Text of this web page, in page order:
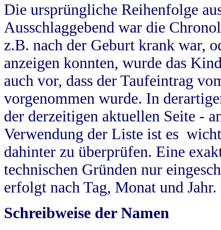
Die ursprüngliche Reihenfolge
Ausschlaggebend war die
z.B. nach der Geburt krank war,
anzeigen konnten, wurde das
auch vor, dass der Taufeintrag
vorgenommen wurde. In
der derzeitigen aktuellen Seite -
Verwendung der Liste ist es
dahinter zu überprüfen. Eine
technischen Gründen nur
erfolgt nach Tag, Monat und Jahr.
Schreibweise der Namen